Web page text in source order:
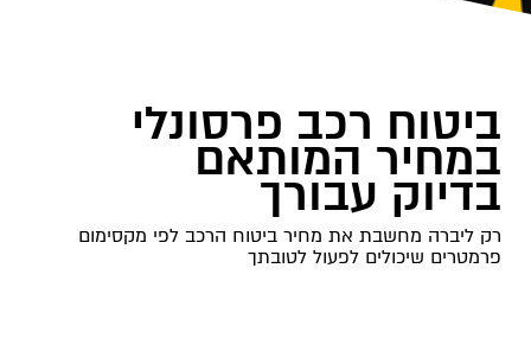
ביטוח רכב פרסונלי
במחיר המותאם
בדיוק עבורך
רק ליברה מחשבת את מחיר ביטוח הרכב לפי מקסימום
פרמטרים שיכולים לפעול לטובתך